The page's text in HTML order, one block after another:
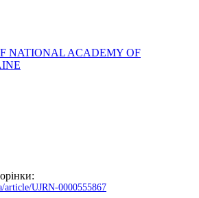
NATIONAL ACADEMY OF
article/UJRN-0000555867